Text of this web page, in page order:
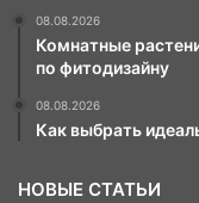
08.08.2026
Комнатные
по фитодизайну
08.08.2026
Как выбрать
НОВЫЕ СТАТЬИ